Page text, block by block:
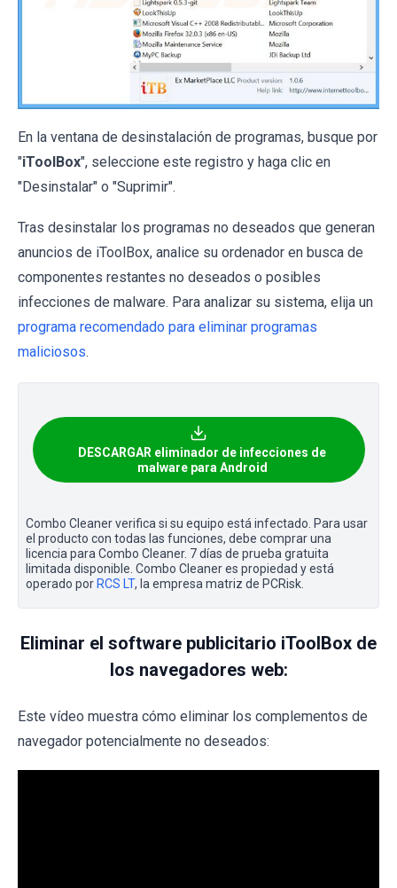
En la ventana de desinstalación de programas, busque por
"iToolBox", seleccione este registro y haga clic en
"Desinstalar" o "Suprimir".
Tras desinstalar los programas no deseados que generan
anuncios de iToolBox, analice su ordenador en busca de
componentes restantes no deseados o posibles
infecciones de malware. Para analizar su sistema, elija un
programa recomendado para eliminar programas
maliciosos.
DESCARGAR eliminador de infecciones de
malware para Android
Combo Cleaner verifica si su equipo está infectado. Para usar
el producto con todas las funciones, debe comprar una
licencia para Combo Cleaner. 7 días de prueba gratuita
limitada disponible. Combo Cleaner es propiedad y está
operado por RCS LT, la empresa matriz de PCRisk.
Eliminar el software publicitario iToolBox de
los navegadores web:
Este vídeo muestra cómo eliminar los complementos de
navegador potencialmente no deseados: